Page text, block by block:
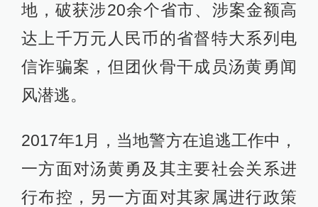
地，破获涉20余个省市、涉案金额高
达上千万元人民币的省督特大系列电
信诈骗案，但团伙骨干成员汤黄勇闻
风潜逃。
2017年1月，当地警方在追逃工作中，
一方面对汤黄勇及其主要社会关系进
行布控，另一方面对其家属进行政策